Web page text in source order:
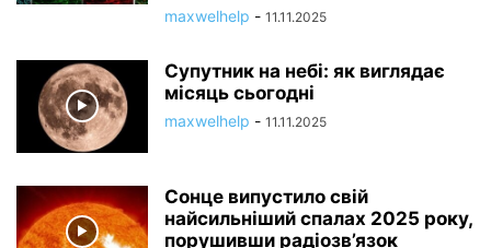
maxwelhelp - 11.11.2025
Супутник на небі: як виглядає
місяць сьогодні
maxwelhelp - 11.11.2025
Сонце випустило свій
найсильніший спалах 2025 року,
порушивши радіозв’язок